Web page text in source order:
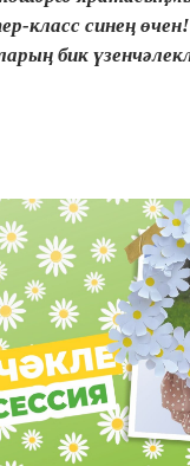
класс синең
бик